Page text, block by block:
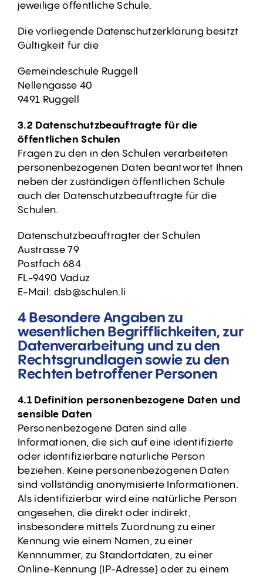
jeweilige öffentliche Schule.
Die vorliegende Datenschutzerklärung besitzt
Gültigkeit für die
Gemeindeschule Ruggell
Nellengasse 40
9491 Ruggell
3.2 Datenschutzbeauftragte für die
öffentlichen Schulen
Fragen zu den in den Schulen verarbeiteten
personenbezogenen Daten beantwortet Ihnen
neben der zuständigen öffentlichen Schule
auch der Datenschutzbeauftragte für die
Schulen.
Datenschutzbeauftragter der Schulen
Austrasse 79
Postfach 684
FL-9490 Vaduz
E-Mail: dsb@schulen.li
4 Besondere Angaben zu
wesentlichen Begrifflichkeiten, zur
Datenverarbeitung und zu den
Rechtsgrundlagen sowie zu den
Rechten betroffener Personen
4.1 Definition personenbezogene Daten und
sensible Daten
Personenbezogene Daten sind alle
Informationen, die sich auf eine identifizierte
oder identifizierbare natürliche Person
beziehen. Keine personenbezogenen Daten
sind vollständig anonymisierte Informationen.
Als identifizierbar wird eine natürliche Person
angesehen, die direkt oder indirekt,
insbesondere mittels Zuordnung zu einer
Kennung wie einem Namen, zu einer
Kennnummer, zu Standortdaten, zu einer
Online-Kennung (IP-Adresse) oder zu einem